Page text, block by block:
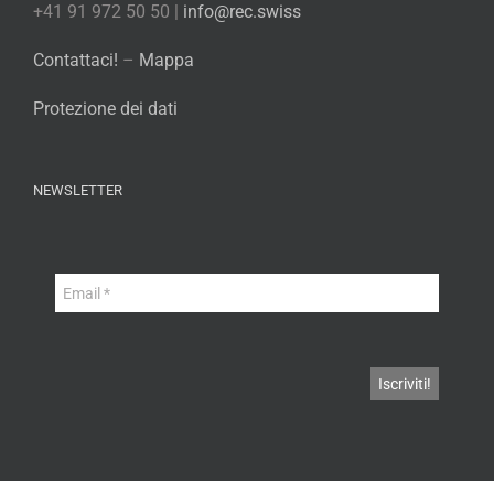
+41 91 972 50 50 | info@rec.swiss
Contattaci! – Mappa
Protezione dei dati
NEWSLETTER